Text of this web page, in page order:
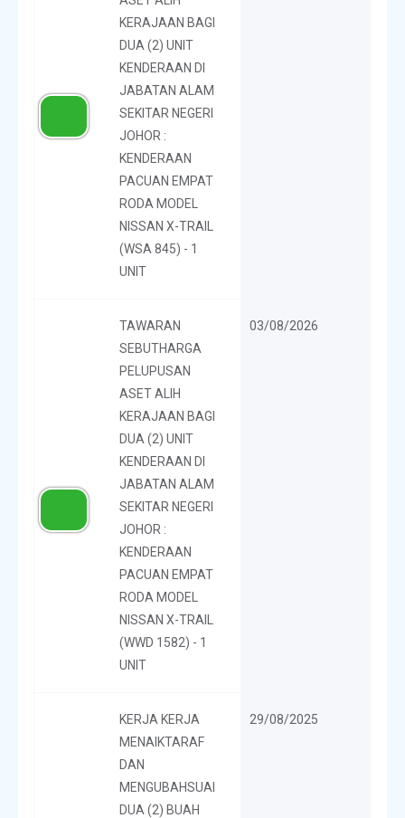
KERAJAAN BAGI
DUA (2) UNIT
KENDERAAN DI
JABATAN ALAM
SEKITAR NEGERI
JOHOR :
KENDERAAN
PACUAN EMPAT
RODA MODEL
NISSAN X-TRAIL
(WSA 845) - 1
UNIT
TAWARAN
SEBUTHARGA
PELUPUSAN
ASET ALIH
KERAJAAN BAGI
DUA (2) UNIT
KENDERAAN DI
JABATAN ALAM
SEKITAR NEGERI
JOHOR :
KENDERAAN
PACUAN EMPAT
RODA MODEL
NISSAN X-TRAIL
(WWD 1582) - 1
UNIT
03/08/2026
KERJA KERJA
MENAIKTARAF
DAN
MENGUBAHSUAI
DUA (2) BUAH
29/08/2025